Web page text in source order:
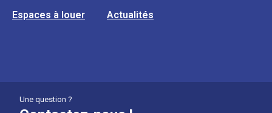
Espaces à louer Actualités
Une question ?